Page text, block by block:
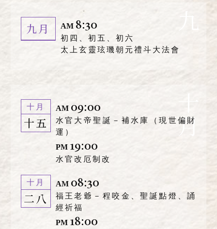
九月 AM 8:30
初四、初五、初六
太上玄靈玹璣朝元禮斗大法會
十月
十月
十五
AM 09:00
水官大帝聖誕－補水庫（現世偏財
運）
PM 19:00
水官改厄制改
十月
二八
AM 08:30
福王老爺－程咬金、聖誕點燈、誦
經祈福
PM 18:00